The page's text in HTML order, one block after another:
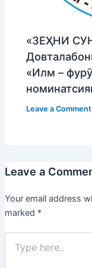
«ЗЕҲНИ
«Илм –
Leave a Comment
Leave a
Your email address
marked *
here..